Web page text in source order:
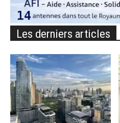
Les derniers articles